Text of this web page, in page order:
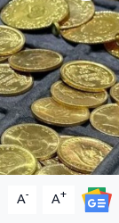
A- A+